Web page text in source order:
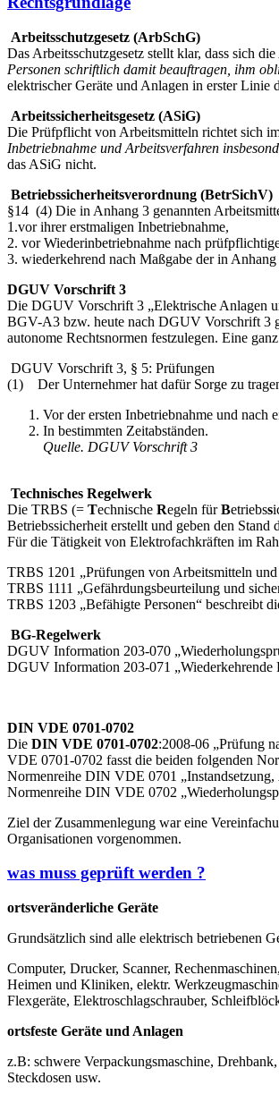
Arbeitsschutzgesetz (ArbSchG)
Das Arbeitsschutzgesetz stellt klar, dass sich
Personen schriftlich damit beauftragen, ihm
elektrischer Geräte und Anlagen in erster Linie
Arbeitssicherheitsgesetz (ASiG)
Die Prüfpflicht von Arbeitsmitteln richtet sich
Inbetriebnahme und Arbeitsverfahren
das ASiG nicht.
Betriebssicherheitsverordnung (BetrSichV)
§14 (4) Die in Anhang 3 genannten
1.vor ihrer erstmaligen Inbetriebnahme,
2. vor Wiederinbetriebnahme nach
3. wiederkehrend nach Maßgabe der in
DGUV Vorschrift 3
Die DGUV Vorschrift 3 „Elektrische Anlagen
BGV-A3 bzw. heute nach DGUV Vorschrift 3
autonome Rechtsnormen festzulegen. Eine
DGUV Vorschrift 3, § 5: Prüfungen
(1) Der Unternehmer hat dafür Sorge zu
Vor der ersten Inbetriebnahme und nach
In bestimmten Zeitabständen.
Quelle. DGUV Vorschrift 3
Technisches Regelwerk
Die TRBS (= Technische Regeln fürBetriebss
Betriebssicherheit erstellt und geben den
Für die Tätigkeit von Elektrofachkräften im
TRBS 1201 „Prüfungen von Arbeitsmitteln
TRBS 1111 „Gefährdungsbeurteilung und
TRBS 1203 „Befähigte Personen“ beschreibt
BG-Regelwerk
DGUV Information 203-070
DGUV Information 203-071 „Wiederkehrende
DIN VDE 0701-0702
Die DIN VDE 0701-0702:2008-06 „Prüfung
VDE 0701-0702 fasst die beiden folgenden
Normenreihe DIN VDE 0701
Normenreihe DIN VDE 0702
Ziel der Zusammenlegung war eine
Organisationen vorgenommen.
was muss geprüft werden ?
ortsveränderliche Geräte
Grundsätzlich sind alle elektrisch betriebenen
Computer, Drucker, Scanner,
Heimen und Kliniken, elektr.
Flexgeräte, Elektroschlagschrauber,
ortsfeste Geräte und Anlagen
z.B: schwere Verpackungsmaschine,
Steckdosen usw.